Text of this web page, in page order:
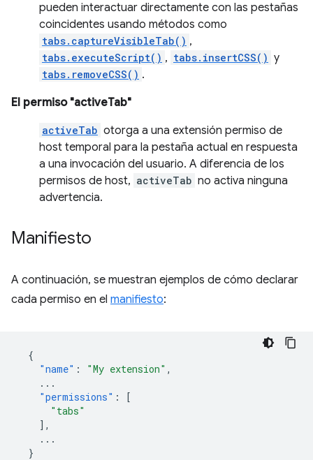
pueden interactuar directamente con las pestañas
coincidentes usando métodos como
tabs.captureVisibleTab() ,
tabs.executeScript() , tabs.insertCSS() y
tabs.removeCSS() .
El permiso "activeTab"
activeTab otorga a una extensión permiso de
host temporal para la pestaña actual en respuesta
a una invocación del usuario. A diferencia de los
permisos de host, activeTab no activa ninguna
advertencia.
Manifiesto
A continuación, se muestran ejemplos de cómo declarar
cada permiso en el manifiesto:
{
"name" : "My extension" ,
...
"permissions" :
[
"tabs"
],
...
}